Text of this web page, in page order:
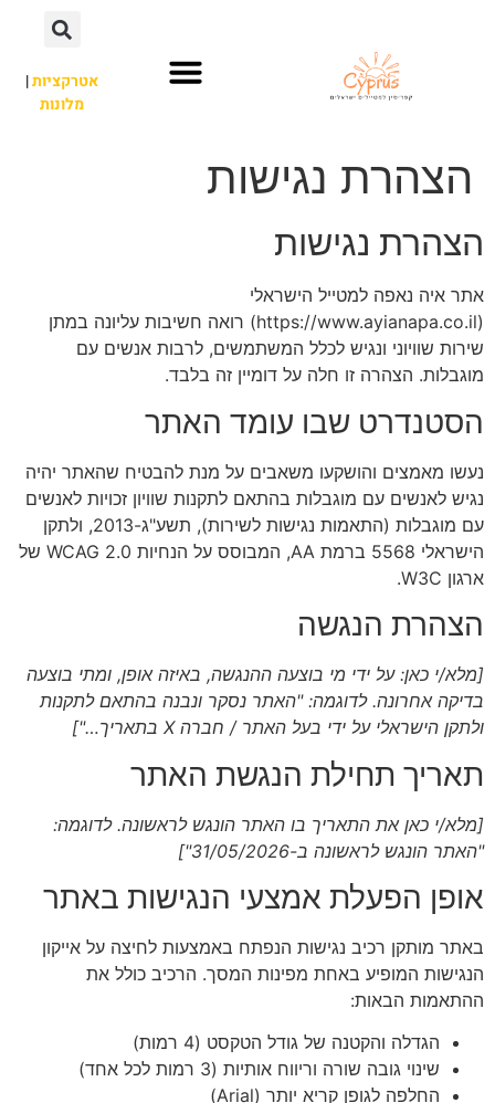
אטרקציות|
מלונות
הצהרת נגישות
הצהרת נגישות
אתר איה נאפה למטייל הישראלי
(https://www.ayianapa.co.il) רואה חשיבות עליונה במתן
שירות שוויוני ונגיש לכלל המשתמשים, לרבות אנשים עם
מוגבלות. הצהרה זו חלה על דומיין זה בלבד.
הסטנדרט שבו עומד האתר
נעשו מאמצים והושקעו משאבים על מנת להבטיח שהאתר יהיה
נגיש לאנשים עם מוגבלות בהתאם לתקנות שוויון זכויות לאנשים
עם מוגבלות (התאמות נגישות לשירות), תשע"ג-2013, ולתקן
הישראלי 5568 ברמת AA, המבוסס על הנחיות WCAG 2.0 של
ארגון W3C.
הצהרת הנגשה
[מלא/י כאן: על ידי מי בוצעה ההנגשה, באיזה אופן, ומתי בוצעה
בדיקה אחרונה. לדוגמה: "האתר נסקר ונבנה בהתאם לתקנות
ולתקן הישראלי על ידי בעל האתר / חברה X בתאריך…"]
תאריך תחילת הנגשת האתר
[מלא/י כאן את התאריך בו האתר הונגש לראשונה. לדוגמה:
"האתר הונגש לראשונה ב-31/05/2026"]
אופן הפעלת אמצעי הנגישות באתר
באתר מותקן רכיב נגישות הנפתח באמצעות לחיצה על אייקון
הנגישות המופיע באחת מפינות המסך. הרכיב כולל את
ההתאמות הבאות:
הגדלה והקטנה של גודל הטקסט (4 רמות)
שינוי גובה שורה וריווח אותיות (3 רמות לכל אחד)
החלפה לגופן קריא יותר (Arial)